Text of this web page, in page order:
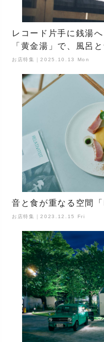
レコード片手に銭湯
「黄金湯」で、風呂
お店特集｜2025.10.13 Mon
音と食が重なる空間
お店特集｜2023.12.15 Fri